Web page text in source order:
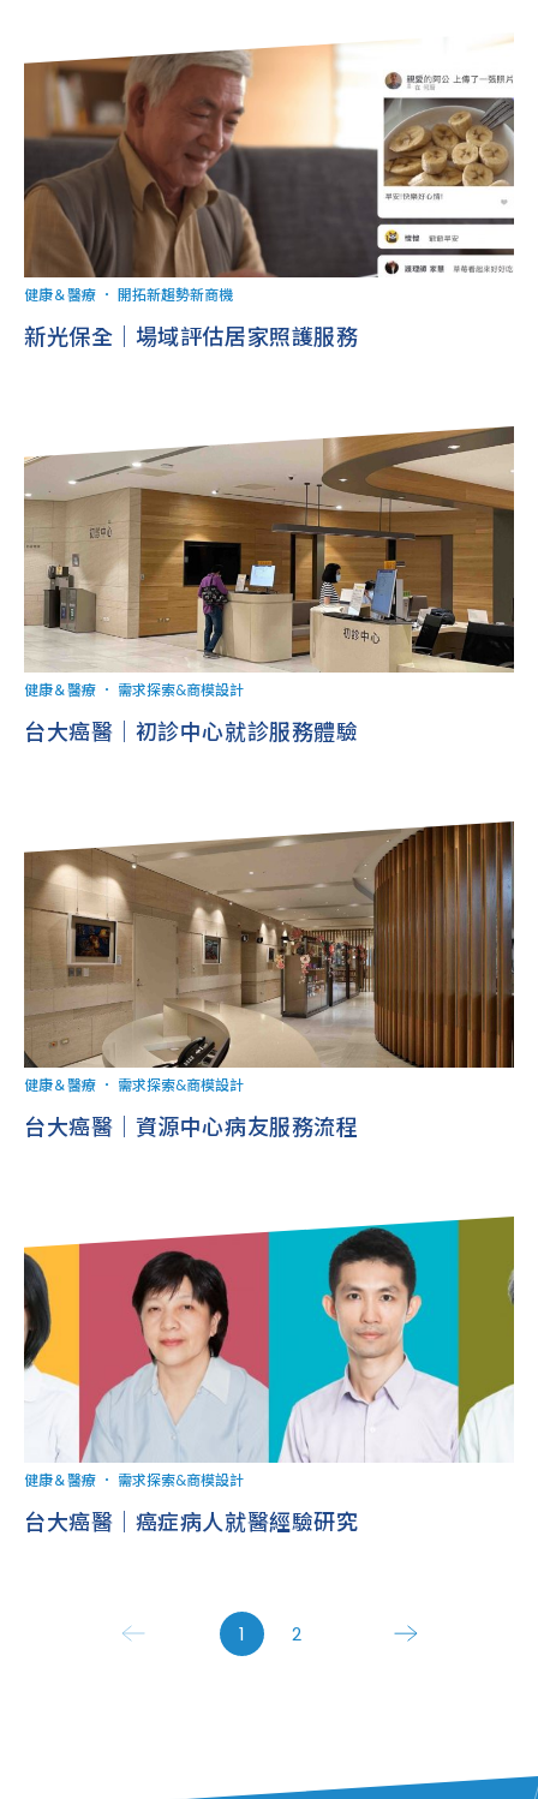
健康＆醫療 ． 開拓新趨勢新商機
新光保全｜場域評估居家照護服務
健康＆醫療 ． 需求探索&商模設計
台大癌醫｜初診中心就診服務體驗
健康＆醫療 ． 需求探索&商模設計
台大癌醫｜資源中心病友服務流程
健康＆醫療 ． 需求探索&商模設計
台大癌醫｜癌症病人就醫經驗研究
1 2